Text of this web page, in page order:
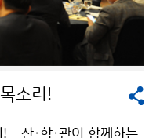
소리!
- 산·학·관이 함께하는